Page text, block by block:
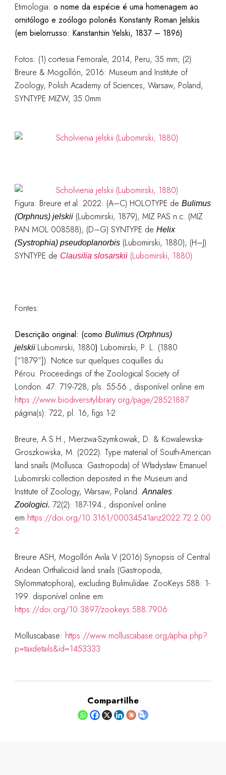
Etimologia: o nome da espécie é uma homenagem ao
ornitólogo e zoólogo polonês Konstanty Roman Jelskis
(em bielorrusso: Kanstantsin Yelski, 1837 – 1896)
Fotos: (1) cortesia Femorale, 2014, Peru, 35 mm; (2)
Breure & Mogollón, 2016: Museum and Institute of
Zoology, Polish Academy of Sciences, Warsaw, Poland,
SYNTYPE MIZW, 35.0mm
Figura: Breure et al. 2022: (A–C) HOLOTYPE de Bulimus
(Orphnus) jelskii(Lubomirski, 1879), MIZ PAS n.c. (MIZ
PAN MOL 008588); (D–G) SYNTYPE de Helix
(Systrophia) pseudoplanorbis(Lubomirski, 1880); (H–J)
SYNTYPE de Clausilia slosarskii(Lubomirski, 1880)
Fontes:
Descrição original: (como Bulimus (Orphnus)
jelskii Lubomirski, 1880) Lubomirski, P. L. (1880
[“1879”]). Notice sur quelques coquilles du
Pérou. Proceedings of the Zoological Society of
London. 47: 719-728, pls. 55-56., disponível online em
https://www.biodiversitylibrary.org/page/28521887
página(s): 722, pl. 16, figs 1-2
Breure, A.S.H., Mierzwa-Szymkowiak, D. & Kowalewska-
Groszkowska, M. (2022). Type material of South-American
land snails (Mollusca: Gastropoda) of Władysław Emanuel
Lubomirski collection deposited in the Museum and
Institute of Zoology, Warsaw, Poland.Annales
Zoologici. 72(2): 187-194., disponível online
em https://doi.org/10.3161/00034541anz2022.72.2.00
2
Breure ASH, Mogollón Avila V (2016) Synopsis of Central
Andean Orthalicoid land snails (Gastropoda,
Stylommatophora), excluding Bulimulidae. ZooKeys 588: 1-
199. disponível online em
https://doi.org/10.3897/zookeys.588.7906
Molluscabase: https://www.molluscabase.org/aphia.php?
p=taxdetails&id=1453333
Compartilhe